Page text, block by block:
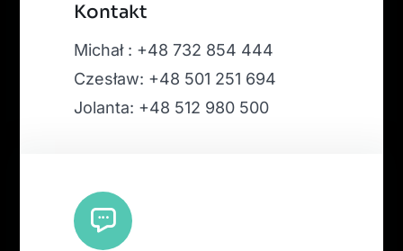
Kontakt
Michał : +48 732 854 444
Czesław: +48 501 251 694
Jolanta: +48 512 980 500